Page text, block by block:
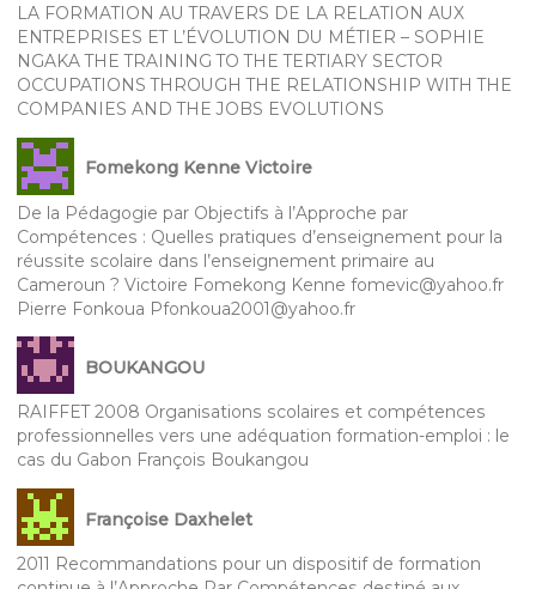
LA FORMATION AU TRAVERS DE LA RELATION AUX
ENTREPRISES ET L’ÉVOLUTION DU MÉTIER – SOPHIE
NGAKA THE TRAINING TO THE TERTIARY SECTOR
OCCUPATIONS THROUGH THE RELATIONSHIP WITH THE
COMPANIES AND THE JOBS EVOLUTIONS
Fomekong Kenne Victoire
De la Pédagogie par Objectifs à l’Approche par
Compétences : Quelles pratiques d’enseignement pour la
réussite scolaire dans l’enseignement primaire au
Cameroun ? Victoire Fomekong Kenne fomevic@yahoo.fr
Pierre Fonkoua Pfonkoua2001@yahoo.fr
BOUKANGOU
RAIFFET 2008 Organisations scolaires et compétences
professionnelles vers une adéquation formation-emploi : le
cas du Gabon François Boukangou
Françoise Daxhelet
2011 Recommandations pour un dispositif de formation